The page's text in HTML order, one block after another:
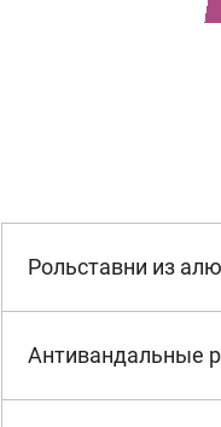
Рольставни из
Антивандальные